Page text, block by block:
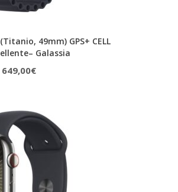
49mm) GPS+ CELL
Galassia
Il
era:
1.009,00€.
649,00€Il
è:
649,00€.